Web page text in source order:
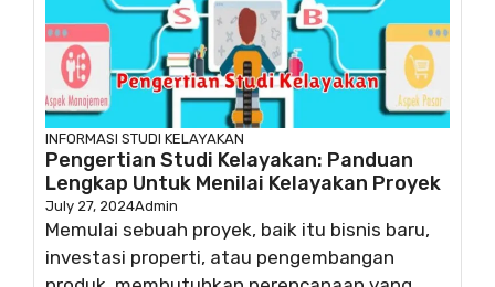
INFORMASI STUDI KELAYAKAN
Pengertian Studi Kelayakan: Panduan
Lengkap Untuk Menilai Kelayakan Proyek
July 27, 2024Admin
Memulai sebuah proyek, baik itu bisnis baru,
investasi properti, atau pengembangan